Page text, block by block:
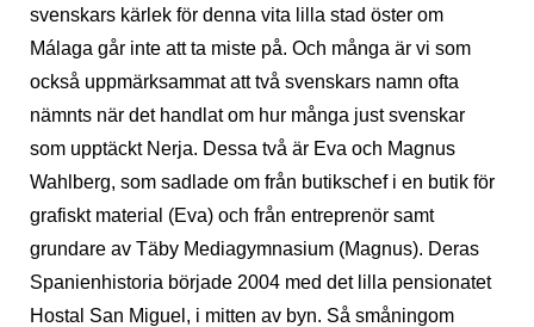
svenskars kärlek för denna vita lilla stad öster om
Málaga går inte att ta miste på. Och många är vi som
också uppmärksammat att två svenskars namn ofta
nämnts när det handlat om hur många just svenskar
som upptäckt Nerja. Dessa två är Eva och Magnus
Wahlberg, som sadlade om från butikschef i en butik för
grafiskt material (Eva) och från entreprenör samt
grundare av Täby Mediagymnasium (Magnus). Deras
Spanienhistoria började 2004 med det lilla pensionatet
Hostal San Miguel, i mitten av byn. Så småningom